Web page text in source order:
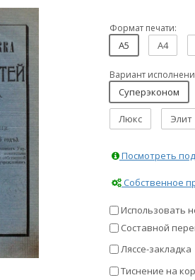
Формат печати:
A5 A4
Вариант
Суперэконом
Люкс Элит
Посмотреть
Собственное
Использовать
Составной
Ляссе-закладка
Тиснение на